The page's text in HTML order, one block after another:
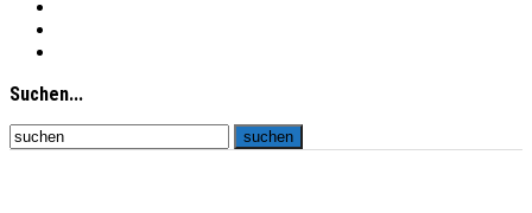
Suchen...